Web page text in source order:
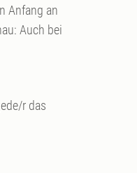
Anfang an
Auch bei
r das